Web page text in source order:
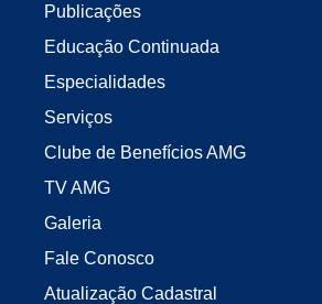
Publicações
Educação Continuada
Especialidades
Serviços
Clube de Benefícios AMG
TV AMG
Galeria
Fale Conosco
Atualização Cadastral